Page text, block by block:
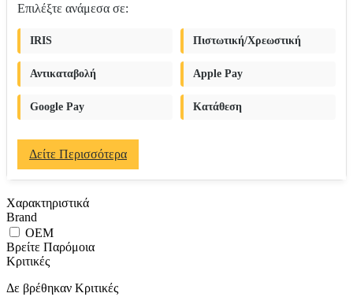
Επιλέξτε ανάμεσα σε:
IRIS Πιστωτική/Χρεωστική
Αντικαταβολή Apple Pay
Google Pay Κατάθεση
Δείτε Περισσότερα
Χαρακτηριστικά
Brand
OEM
Βρείτε Παρόμοια
Κριτικές
Δε βρέθηκαν Κριτικές